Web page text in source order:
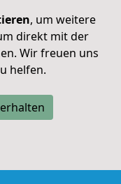
, um weitere
direkt mit der
Wir freuen uns
helfen.